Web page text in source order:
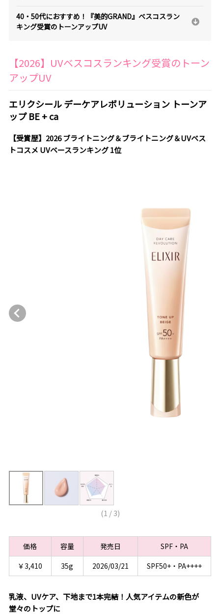
40・50代におすすめ！『美的GRAND』ベスコスラン
キング受賞のトーンアップUV
【2026】UVベスコスランキング受賞のトーン
アップUV
エリクシール デーケアレボリューション トーンア
ップ BE + ca
【受賞歴】2026 ブライトニング＆ブライトニング＆UVベス
トコスメ UVベースランキング 1位
(1 /3)
価格 容量 発売日
SPF・PA
￥3,410
35g 2026/03/21 SPF50+・PA++++
乳液、UVケア、下地まで1本完結！人気アイテムの新色が
堂々のトップに